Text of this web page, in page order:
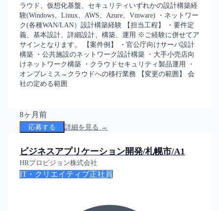
ラウド、仮想化基盤、セキュリティいずれかの設計構築経
験(Windows、Linux、AWS、Azure、Vmware) ・ネットワー
ク(各種WAN/LAN）設計構築経験 【担当工程】 ・要件定
義、基本設計、詳細設計、構築、運用 ※ご経験に併せてア
サインとなります。 【案件例】 ・官公庁向けサーバ設計
構築 ・公共施設のネットワーク設計構築 ・大手小売店向
けネットワーク構築 ・クラウドセキュリティ製品運用 ・
オンプレミス→クラウドへの移行業務 【変更の範囲】 会
社の定める範囲
8ヶ月前
応募する 詳細を見る →
ビジネスアプリケーション開発/札幌市/A1
HRプロビジョン株式会社
IT・クリエイティブ正社員